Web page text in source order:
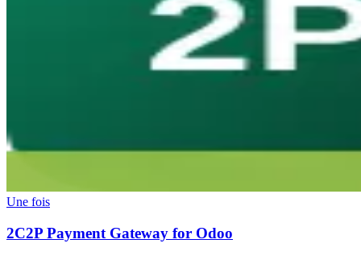
Une fois
2C2P Payment Gateway for Odoo